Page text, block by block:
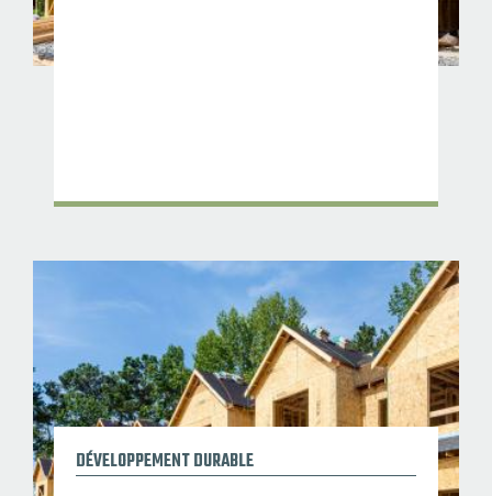
DÉVELOPPEMENT DURABLE